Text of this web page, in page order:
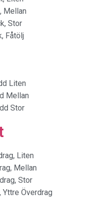
Mellan
Stor
Fåtölj
Liten
Mellan
Stor
Liten
Mellan
Stor
Yttre Överdrag